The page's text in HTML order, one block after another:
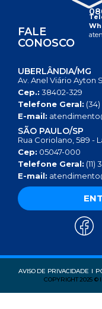
FALE
CONOSCO
UBERLÂNDIA/MG
Av. Anel Viário Ayton
Cep.: 38402-329
Telefone Geral: (34)
E-mail:
SÃO PAULO/SP
Rua Coriolano, 589 -
Cep: 05047-000
Telefone Geral:
E-mail:
AVISO DE PRIVACIDADE
COPYRIGHT 2025 ©